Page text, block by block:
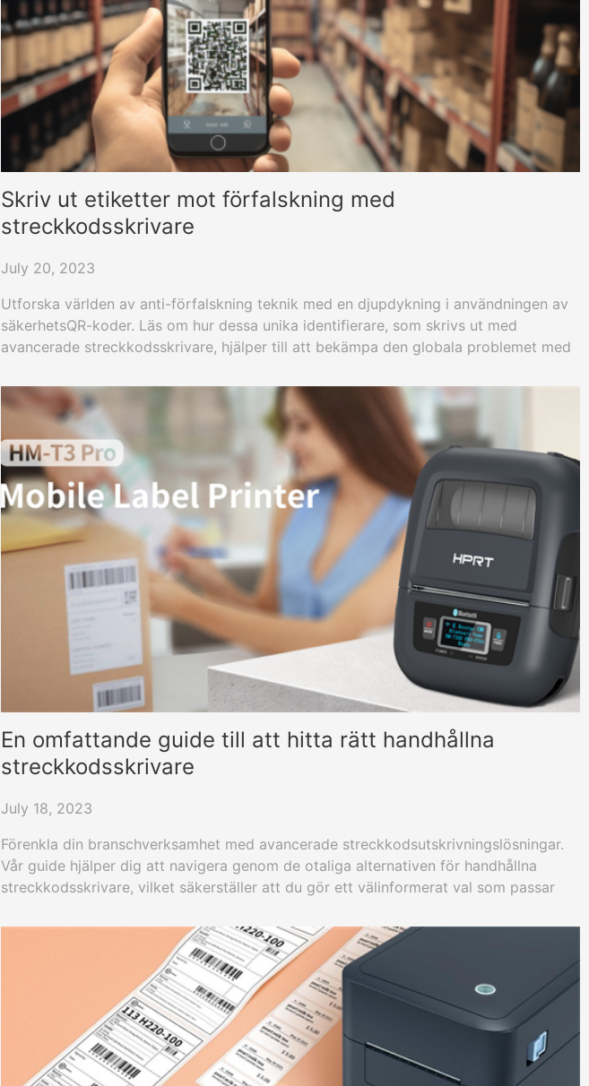
Skriv ut etiketter mot förfalskning med
streckkodsskrivare
July 20, 2023
Utforska världen av anti-förfalskning teknik med en djupdykning i användningen av
säkerhetsQR-koder. Läs om hur dessa unika identifierare, som skrivs ut med
avancerade streckkodsskrivare, hjälper till att bekämpa den globala problemet med
säkerhetsetiketter och upptäck hur de formar framtiden för varumärkesskydd.
En omfattande guide till att hitta rätt handhållna
streckkodsskrivare
July 18, 2023
Förenkla din branschverksamhet med avancerade streckkodsutskrivningslösningar.
Vår guide hjälper dig att navigera genom de otaliga alternativen för handhållna
streckkodsskrivare, vilket säkerställer att du gör ett välinformerat val som passar